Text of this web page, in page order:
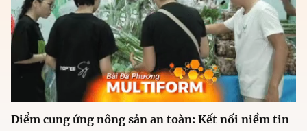
Điểm cung ứng nông sản an toàn: Kết nối niềm tin